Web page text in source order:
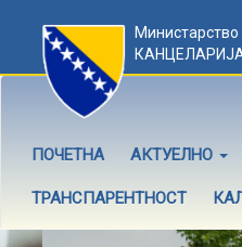
ПОЧЕТНА АКТУЕЛНО
ТРАНСПАРЕНТНОСТ